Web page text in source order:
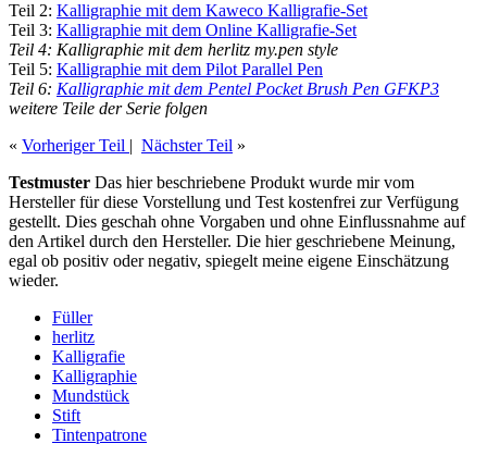
Teil 2: Kalligraphie mit dem Kaweco Kalligrafie-Set
Teil 3: Kalligraphie mit dem Online Kalligrafie-Set
Teil 4: Kalligraphie mit dem herlitz my.pen style
Teil 5: Kalligraphie mit dem Pilot Parallel Pen
Teil 6: Kalligraphie mit dem Pentel Pocket Brush Pen GFKP3
weitere Teile der Serie folgen
« Vorheriger Teil | Nächster Teil »
Testmuster Das hier beschriebene Produkt wurde mir vom
Hersteller für diese Vorstellung und Test kostenfrei zur Verfügung
gestellt. Dies geschah ohne Vorgaben und ohne Einflussnahme auf
den Artikel durch den Hersteller. Die hier geschriebene Meinung,
egal ob positiv oder negativ, spiegelt meine eigene Einschätzung
wieder.
Füller
herlitz
Kalligrafie
Kalligraphie
Mundstück
Stift
Tintenpatrone